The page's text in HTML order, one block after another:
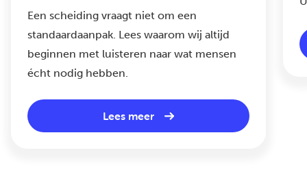
Een scheiding vraagt niet om een
standaardaanpak. Lees waarom wij altijd
beginnen met luisteren naar wat mensen
écht nodig hebben.
Lees meer